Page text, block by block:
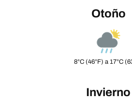
Otoño
8°C (46°F) a 17°C
Invierno